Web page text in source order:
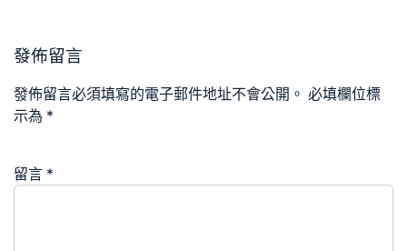
發佈留言
發佈留言必須填寫的電子郵件地址不會公開。 必填欄位標
示為 *
留言 *